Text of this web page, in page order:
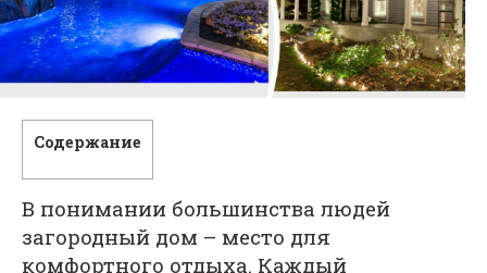
Содержание
В понимании большинства людей
загородный дом – место для
комфортного отдыха. Каждый